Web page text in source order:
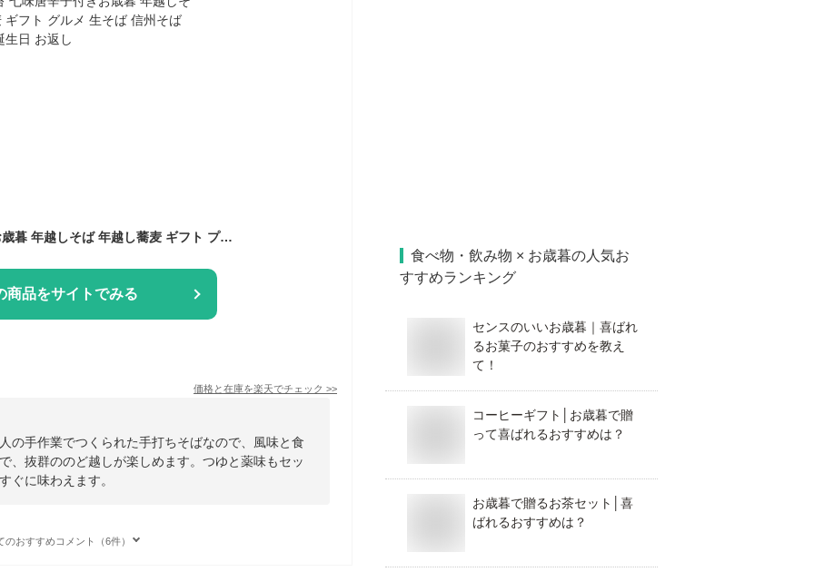
早割り 早得 新そば お歳暮 年越しそば 年越し蕎麦 ギフト プレゼント 高級 食べ物 蕎麦 そば【送料無料】信州安曇野手打生そば6人前 つゆ わさび 海苔 七味唐辛子付きお歳暮 年越しそば 年越し蕎麦 ギフト グルメ 生そば 信州そば お祝い 内祝 誕生日 お返し
商品をサイトでみる
価格と在庫を楽天でチェック >>
の手作業でつくられた手打ちそばなので、風味と食
、抜群ののど越しが楽しめます。つゆと薬味もセッ
ぐに味わえます。
のおすすめコメント（6件）
食べ物・飲み物 × お歳暮の人気お
すすめランキング
センスのいいお歳暮｜喜ばれ
るお菓子のおすすめを教え
て！
コーヒーギフト│お歳暮で贈
って喜ばれるおすすめは？
お歳暮で贈るお茶セット│喜
ばれるおすすめは？